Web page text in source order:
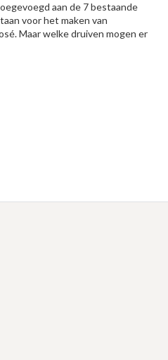
aan de 7 bestaande
voor het maken van
Maar welke druiven mogen er
in Champagne”